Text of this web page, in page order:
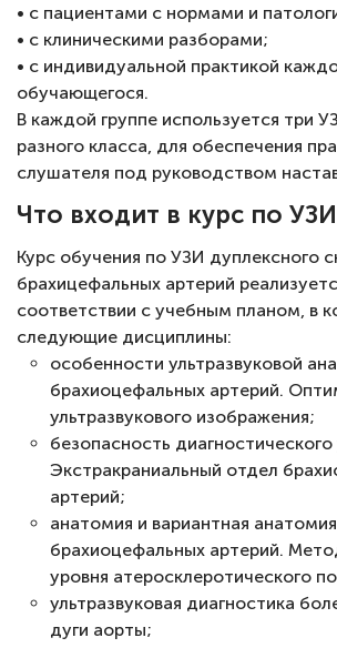
• с пациентами с нормами и
• с клиническими разборами;
• с индивидуальной практикой
обучающегося.
В каждой группе используется три
разного класса, для обеспечения
слушателя под руководством
Что входит в курс по
Курс обучения по УЗИ дуплексного
брахицефальных артерий
соответствии с учебным планом, в
следующие дисциплины:
особенности ультразвуковой
брахиоцефальных артерий.
ультразвукового изображения;
безопасность диагностического
Экстракраниальный отдел
артерий;
анатомия и вариантная анатомия
брахиоцефальных артерий.
уровня атеросклеротического
ультразвуковая диагностика
дуги аорты;